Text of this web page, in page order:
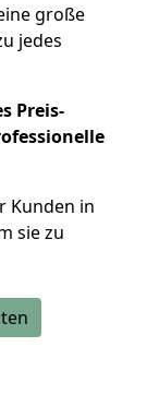
große
jedes
Preis-
Kunden in
sie zu